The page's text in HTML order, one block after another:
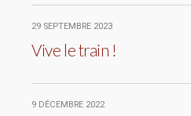
29 SEPTEMBRE 2023
Vive le train !
9 DÉCEMBRE 2022